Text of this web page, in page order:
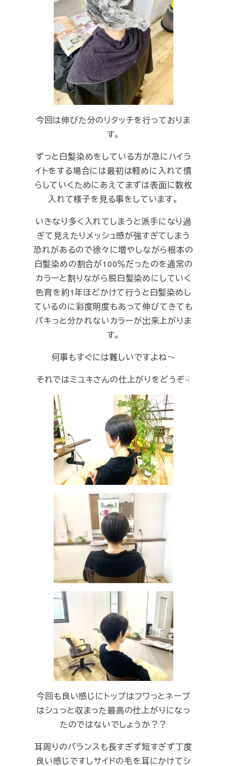
今回は伸びた分のリタッチを行っておりま
す。
ずっと白髪染めをしている方が急にハイラ
イトをする場合には最初は軽めに入れて慣
らしていくためにあえてまずは表面に数枚
入れて様子を見る事をしています。
いきなり多く入れてしまうと派手になり過
ぎて見えたりメッシュ感が強すぎてしまう
恐れがあるので徐々に増やしながら根本の
白髪染めの割合が100％だったのを通常の
カラーと割りながら脱白髪染めにしていく
色育を約1年ほどかけて行うと白髪染めし
ているのに彩度明度もあって伸びてきても
パキっと分かれないカラーが出来上がりま
す。
何事もすぐには難しいですよね～
それではミユキさんの仕上がりをどうぞ☟
今回も良い感じにトップはフワっとネープ
はシュっと収まった最高の仕上がりになっ
たのではないでしょうか？？
耳周りのバランスも長すぎず短すぎず丁度
良い感じですしサイドの毛を耳にかけてシ